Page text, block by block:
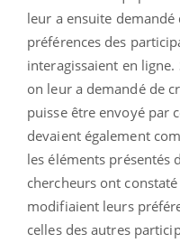
leur a ensuite demandé
préférences des
interagissaient en
on leur a demandé de
puisse être envoyé par
devaient également
les éléments présentés
chercheurs ont
modifiaient leurs
celles des autres